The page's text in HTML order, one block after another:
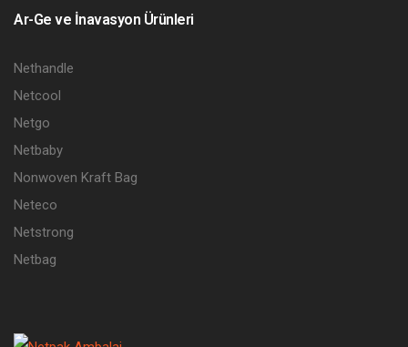
Ar-Ge ve İnavasyon Ürünleri
Nethandle
Netcool
Netgo
Netbaby
Nonwoven Kraft Bag
Neteco
Netstrong
Netbag